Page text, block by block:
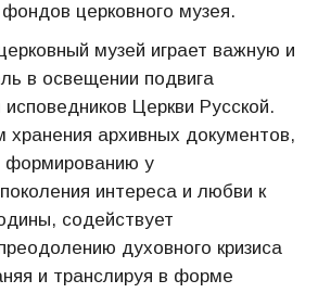
церковного музея.
музей играет важную и
в освещении подвига
Церкви Русской.
хранения архивных документов,
формированию у
интереса и любви к
содействует
духовного кризиса
и транслируя в форме